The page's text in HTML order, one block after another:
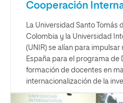
Cooperación
La Universidad Santo Tomás
Colombia y la Universidad
(UNIR) se alían para
España para el programa de
formación de docentes en
internacionalización de la